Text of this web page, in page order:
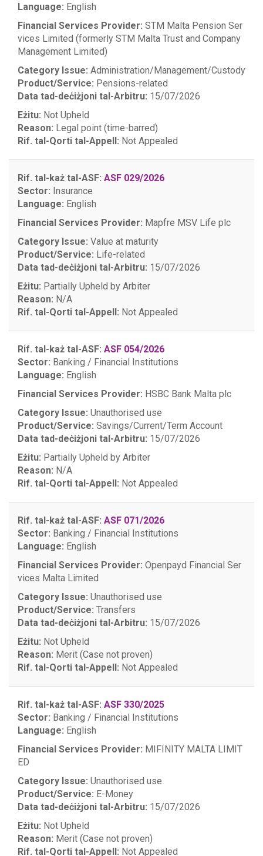
Language: English
Financial Services Provider: STM Malta Pension Ser
vices Limited (formerly STM Malta Trust and Company
Management Limited)
Category Issue: Administration/Management/Custody
Product/Service: Pensions-related
Data tad-deċiżjoni tal-Arbitru: 15/07/2026
Eżitu: Not Upheld
Reason: Legal point (time-barred)
Rif. tal-Qorti tal-Appell: Not Appealed
Rif. tal-każ tal-ASF: ASF 029/2026
Sector: Insurance
Language: English
Financial Services Provider: Mapfre MSV Life plc
Category Issue: Value at maturity
Product/Service: Life-related
Data tad-deċiżjoni tal-Arbitru: 15/07/2026
Eżitu: Partially Upheld by Arbiter
Reason: N/A
Rif. tal-Qorti tal-Appell: Not Appealed
Rif. tal-każ tal-ASF: ASF 054/2026
Sector: Banking / Financial Institutions
Language: English
Financial Services Provider: HSBC Bank Malta plc
Category Issue: Unauthorised use
Product/Service: Savings/Current/Term Account
Data tad-deċiżjoni tal-Arbitru: 15/07/2026
Eżitu: Partially Upheld by Arbiter
Reason: N/A
Rif. tal-Qorti tal-Appell: Not Appealed
Rif. tal-każ tal-ASF: ASF 071/2026
Sector: Banking / Financial Institutions
Language: English
Financial Services Provider: Openpayd Financial Ser
vices Malta Limited
Category Issue: Unauthorised use
Product/Service: Transfers
Data tad-deċiżjoni tal-Arbitru: 15/07/2026
Eżitu: Not Upheld
Reason: Merit (Case not proven)
Rif. tal-Qorti tal-Appell: Not Appealed
Rif. tal-każ tal-ASF: ASF 330/2025
Sector: Banking / Financial Institutions
Language: English
Financial Services Provider: MIFINITY MALTA LIMIT
ED
Category Issue: Unauthorised use
Product/Service: E-Money
Data tad-deċiżjoni tal-Arbitru: 15/07/2026
Eżitu: Not Upheld
Reason: Merit (Case not proven)
Rif. tal-Qorti tal-Appell: Not Appealed